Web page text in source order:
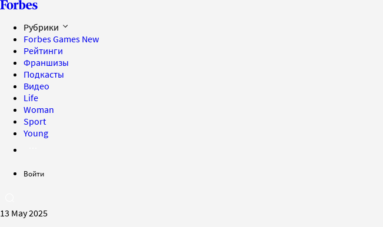
Рубрики
Forbes Games New
Рейтинги
Франшизы
Подкасты
Видео
Life
Woman
Sport
Young
Войти
13 May 2025